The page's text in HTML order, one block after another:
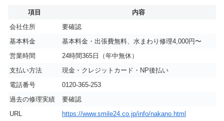
項目
内容
会社住所
要確認
基本料金
基本料金・出張費無料、水まわり修理4,000円〜
営業時間
24時間365日（年中無休）
支払い方法
現金・クレジットカード・NP後払い
電話番号
0120-365-253
過去の修理実績
要確認
URL
https://www.smile24.co.jp/info/nakano.html